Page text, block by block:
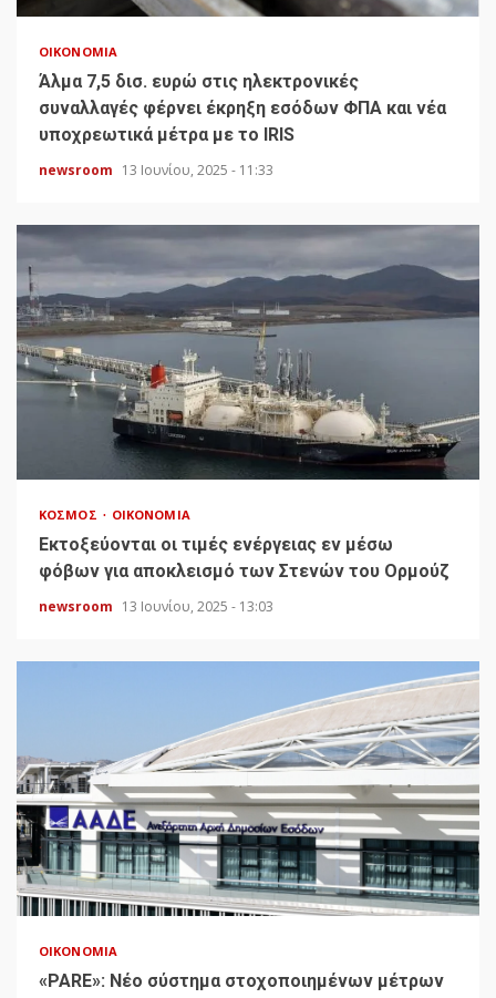
ΟΙΚΟΝΟΜΊΑ
Άλμα 7,5 δισ. ευρώ στις ηλεκτρονικές
συναλλαγές φέρνει έκρηξη εσόδων ΦΠΑ και νέα
υποχρεωτικά μέτρα με το IRIS
newsroom 13 Ιουνίου, 2025 - 11:33
ΚΌΣΜΟΣ ΟΙΚΟΝΟΜΊΑ
Εκτοξεύονται οι τιμές ενέργειας εν μέσω
φόβων για αποκλεισμό των Στενών του Ορμούζ
newsroom 13 Ιουνίου, 2025 - 13:03
ΟΙΚΟΝΟΜΊΑ
«PARE»: Νέο σύστημα στοχοποιημένων μέτρων